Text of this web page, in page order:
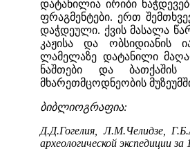
დატანილია ირიბი
ფრაგმენტები. ერთ
დაჭდეული. ქვის მასალა
კაჟისა და ობსიდიანის
ლამელაზე დატანილი
ნაშთები და ბათქაშის
მხარეთმცოდნეობის
ბიბლიოგრაფია:
Д.Д.Гогелия, Л.М.Челидзе,
археологической экспедиции